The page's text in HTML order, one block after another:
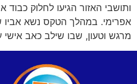
ותושבי האזור הגיעו לחלוק
אפרימי. במהלך הטקס נשא אביו
מרגש וטעון, שבו שילב כאב